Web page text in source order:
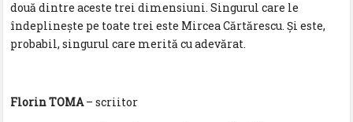
două dintre aceste trei dimensiuni. Singurul care le
îndeplineşte pe toate trei este Mircea Cărtărescu. Şi este,
probabil, singurul care merită cu adevărat.
Florin TOMA– scriitor